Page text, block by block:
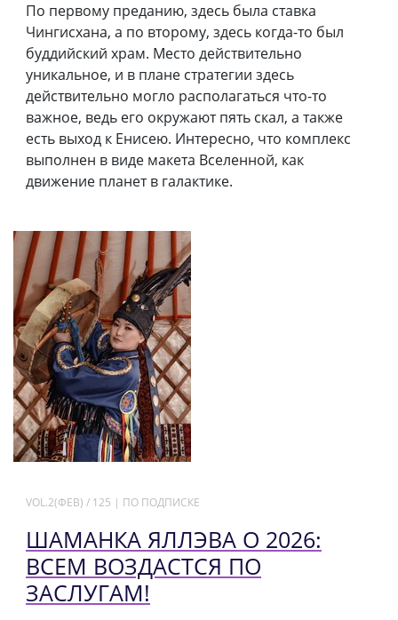
По первому преданию, здесь была ставка
Чингисхана, а по второму, здесь когда-то был
буддийский храм. Место действительно
уникальное, и в плане стратегии здесь
действительно могло располагаться что-то
важное, ведь его окружают пять скал, а также
есть выход к Енисею. Интересно, что комплекс
выполнен в виде макета Вселенной, как
движение планет в галактике.
VOL.2(ФЕВ) / 125 | ПО ПОДПИСКЕ
ШАМАНКА ЯЛЛЭВА О 2026:
ВСЕМ ВОЗДАСТСЯ ПО
ЗАСЛУГАМ!